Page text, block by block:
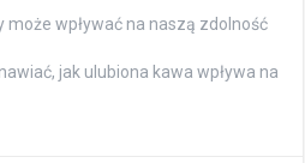
może wpływać na naszą zdolność
jak ulubiona kawa wpływa na